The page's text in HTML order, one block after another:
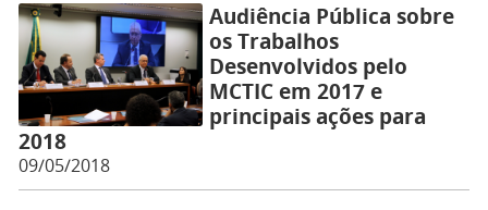
Audiência Pública sobre
os Trabalhos
Desenvolvidos pelo
MCTIC em 2017 e
principais ações para
2018
09/05/2018